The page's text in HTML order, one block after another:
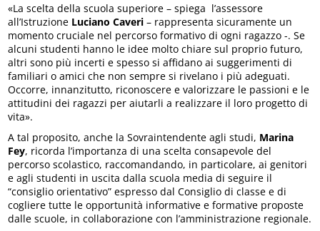
«La scelta della scuola superiore – spiega l’assessore
all’Istruzione Luciano Caveri – rappresenta sicuramente un
momento cruciale nel percorso formativo di ogni ragazzo -. Se
alcuni studenti hanno le idee molto chiare sul proprio futuro,
altri sono più incerti e spesso si affidano ai suggerimenti di
familiari o amici che non sempre si rivelano i più adeguati.
Occorre, innanzitutto, riconoscere e valorizzare le passioni e le
attitudini dei ragazzi per aiutarli a realizzare il loro progetto di
vita».
A tal proposito, anche la Sovraintendente agli studi, Marina
Fey, ricorda l’importanza di una scelta consapevole del
percorso scolastico, raccomandando, in particolare, ai genitori
e agli studenti in uscita dalla scuola media di seguire il
“consiglio orientativo” espresso dal Consiglio di classe e di
cogliere tutte le opportunità informative e formative proposte
dalle scuole, in collaborazione con l’amministrazione regionale.